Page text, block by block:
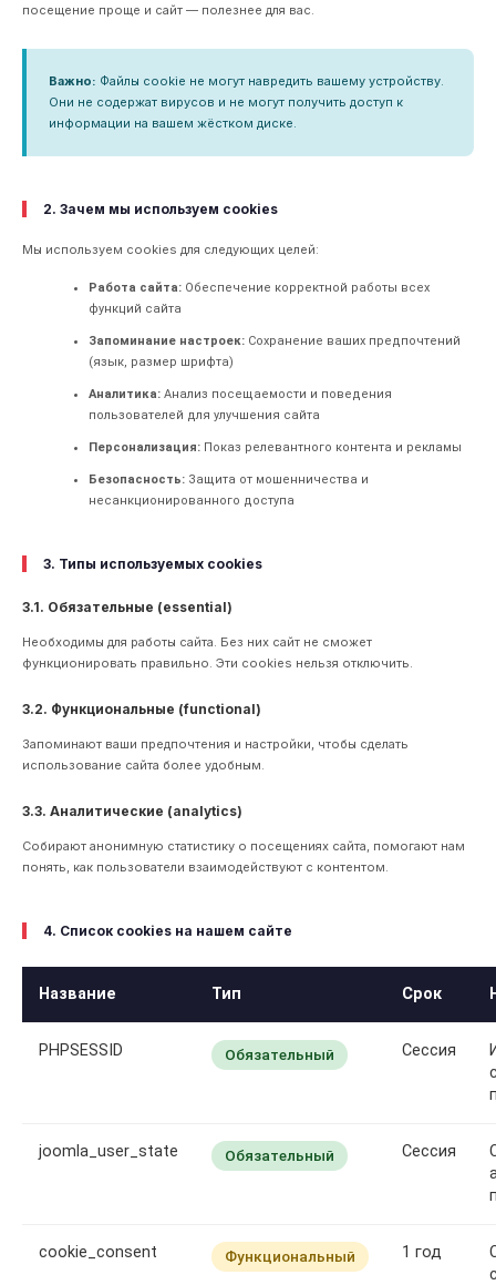
посещение проще и сайт — полезнее для вас.
Важно: Файлы cookie не могут навредить вашему устройству.
Они не содержат вирусов и не могут получить доступ к
информации на вашем жёстком диске.
2. Зачем мы используем cookies
Мы используем cookies для следующих целей:
Работа сайта: Обеспечение корректной работы всех
функций сайта
Запоминание настроек: Сохранение ваших предпочтений
(язык, размер шрифта)
Аналитика: Анализ посещаемости и поведения
пользователей для улучшения сайта
Персонализация: Показ релевантного контента и рекламы
Безопасность: Защита от мошенничества и
несанкционированного доступа
3. Типы используемых cookies
3.1. Обязательные (essential)
Необходимы для работы сайта. Без них сайт не сможет
функционировать правильно. Эти cookies нельзя отключить.
3.2. Функциональные (functional)
Запоминают ваши предпочтения и настройки, чтобы сделать
использование сайта более удобным.
3.3. Аналитические (analytics)
Собирают анонимную статистику о посещениях сайта, помогают нам
понять, как пользователи взаимодействуют с контентом.
4. Список cookies на нашем сайте
Название Тип Срок
PHPSESSID Обязательный Сессия
joomla_user_state Обязательный Сессия
cookie_consent Функциональный 1 год